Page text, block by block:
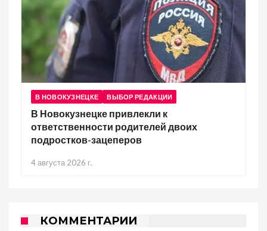
В НОВОКУЗНЕЦКЕ ВЫБОР РЕДАКЦИИ
В Новокузнецке привлекли к
ответственности родителей двоих
подростков-зацеперов
4 августа 2026 г.
КОММЕНТАРИИ